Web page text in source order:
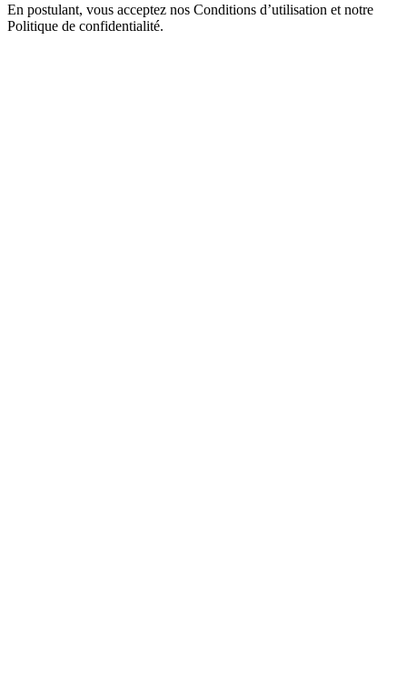
En postulant, vous acceptez nos Conditions d’utilisation et notre
Politique de confidentialité.